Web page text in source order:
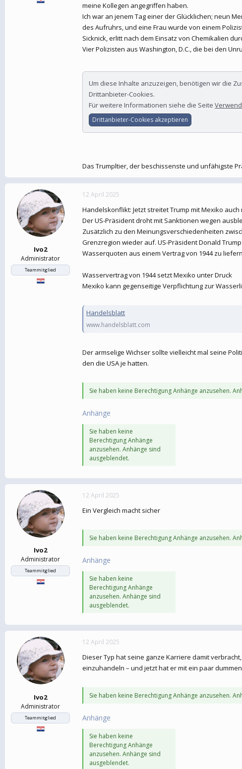
meine Kollegen angegriffen haben.
Ich war an jenem Tag einer der Glücklichen; neun
des Aufruhrs, und eine Frau wurde von einem
Sicknick, erlitt nach dem Einsatz von Chemikalien
Vier Polizisten aus Washington, D.C., die bei den
Um diese Inhalte anzuzeigen, benötigen wir die
Drittanbieter-Cookies.
Für weitere Informationen siehe die Seite
Drittanbieter-Cookies akzeptieren
Das Trumpltier, der beschissenste und unfähigste
Ivo2
Administrator
Teammitglied
12 April 2025
Handelskonflikt: Jetzt streitet Trump mit Mexiko
Der US-Präsident droht mit Sanktionen wegen
Zusätzlich zu den Meinungsverschiedenheiten
Grenzregion wieder auf. US-Präsident Donald
Wasserquoten aus einem Vertrag von 1944 zu
Wasservertrag von 1944 setzt Mexiko unter Druck
Mexiko kann gegenseitige Verpflichtung zur
Handelsblatt
www.handelsblatt.com
Der armselige Wichser sollte vielleicht mal seine
den die USA je hatten.
Sie haben keine Berechtigung Anhänge anzusehen.
Anhänge
Sie haben keine
Berechtigung Anhänge
anzusehen. Anhänge sind
ausgeblendet.
Ivo2
Administrator
Teammitglied
12 April 2025
Ein Vergleich macht sicher
Sie haben keine Berechtigung Anhänge anzusehen.
Anhänge
Sie haben keine
Berechtigung Anhänge
anzusehen. Anhänge sind
ausgeblendet.
Ivo2
Administrator
Teammitglied
12 April 2025
Dieser Typ hat seine ganze Karriere damit
einzuhandeln – und jetzt hat er mit ein paar
Sie haben keine Berechtigung Anhänge anzusehen.
Anhänge
Sie haben keine
Berechtigung Anhänge
anzusehen. Anhänge sind
ausgeblendet.